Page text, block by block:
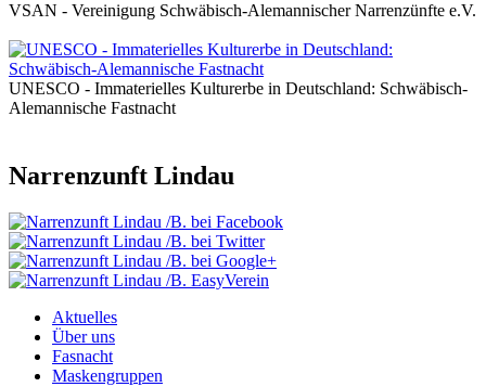
VSAN - Vereinigung Schwäbisch-Alemannischer Narrenzünfte e.V.
UNESCO - Immaterielles Kulturerbe in Deutschland: Schwäbisch-
Alemannische Fastnacht
Narrenzunft Lindau
Aktuelles
Über uns
Fasnacht
Maskengruppen